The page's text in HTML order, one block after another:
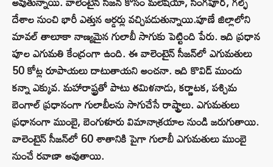
దేశాల నుంచి భారీ ఎత్తున ఆర్డర్లు వచ్చిపడుతున్నాయి.పూణే జిల్లాలోని
మావల్ తాలూకా నాణ్యమైన గులాబీ సాగుకు పెట్టింది పేరు. ఇది ప్రధాన
పూల ఎగుమతి కేంద్రంగా ఉంది. ఈ వాలెంటైన్ సీజన్‌లో ఎగుమతులు
50 కోట్ల రూపాయలు దాటుతాయని అంచనా. ఇది కొవిడ్‌ ముందు
కన్నా ఎక్కువ. మహారాష్ట్రతో పాటు తమిళనాడు, కర్ణాటక, పశ్చిమ
బెంగాల్‌ ప్రధానంగా గులాబీలను సాగుచేసే రాష్ట్రాలు. ఎగుమతులు
ప్రధానంగా ముంబై, బెంగుళూరు విమానాశ్రయాల నుండి జరుగుతాయి.
వాలెంటైన్ సీజన్‌లో 60 శాతానికి పైగా గులాబీ ఎగుమతులు ముంబై
నుంచే రవాణా అవుతాయి.